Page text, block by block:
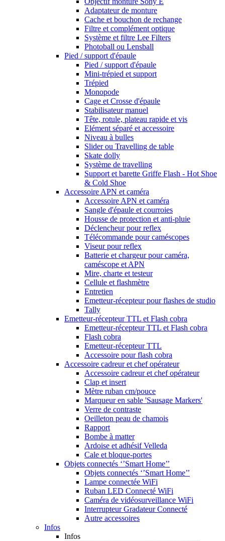
Adaptateur de monture
Cache et bouchon de rechange
Filtre et complément optique
Système et filtre Lee Filters
Photoball ou Lensball
Pied / support d'épaule
Pied / support d'épaule
Mini-trépied et support
Trépied
Monopode
Cage et Crosse d'épaule
Stabilisateur manuel
Tête, rotule, plateau rapide et vis
Elément séparé et accessoire
Niveau à bulles
Slider ou Travelling de table
Skate dolly
Système de travelling
Support et barette Griffe Flash - Hot Shoe
& Cold Shoe
Accessoire APN et caméra
Accessoire APN et caméra
Sangle d'épaule et courroies
Housse de protection et anti-pluie
Déclencheur pour reflex
Télécommande pour caméscopes
Viseur pour reflex
Batterie et chargeur pour caméra,
caméscope et APN
Mire, charte et testeur
Cellule et flashmètre
Entretien
Emetteur-récepteur pour flashes de studio
Tally
Emetteur-récepteur TTL et Flash cobra
Emetteur-récepteur TTL et Flash cobra
Flash cobra
Emetteur-récepteur TTL
Accessoire pour flash cobra
Accessoire cadreur et chef opérateur
Accessoire cadreur et chef opérateur
Clap et insert
Mètre ruban cm/pouce
Marqueur en sable 'Sausage Markers'
Verre de contraste
Oeilleton peau de chamois
Rapport
Bombe à matter
Ardoise et adhésif Velleda
Cale et bloque-portes
Objets connectés ‘’Smart Home’’
Objets connectés ‘’Smart Home’’
Lampe connectée WiFi
Ruban LED Connecté WiFi
Caméra de vidéosurveillance WiFi
Interrupteur Gradateur Connecté
Autre accessoires
Infos
Infos